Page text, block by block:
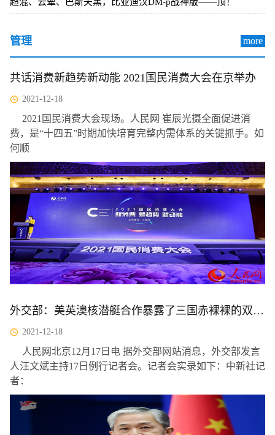
管理 more
共话消费新趋势新动能 2021国民消费大会在京举办
2021-12-18
2021国民消费大会现场。人民网 崔辰光摄全面促进消
费，是“十四五”时期加快培育完整内需体系的关键抓手。如
何顺
外交部：美英澳核潜艇合作暴露了三国赤裸裸的双重标准
2021-12-18
人民网北京12月17日电 据外交部网站消息，外交部发言
人汪文斌主持17日例行记者会。记者会实录如下：中新社记
者：